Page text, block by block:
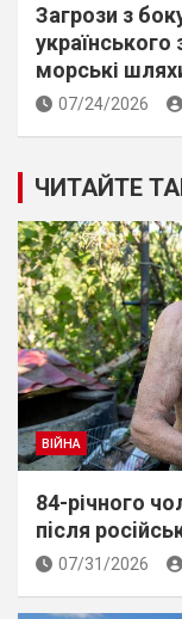
Загрози з
українського
морські
07/24/2026
ЧИТАЙТЕ
ВІЙНА
84-річного
пiсля
07/31/2026